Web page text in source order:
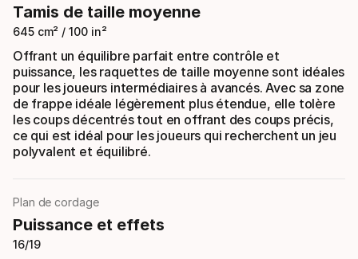
Tamis de taille moyenne
645 cm² / 100 in²
Offrant un équilibre parfait entre contrôle et
puissance, les raquettes de taille moyenne sont idéales
pour les joueurs intermédiaires à avancés. Avec sa zone
de frappe idéale légèrement plus étendue, elle tolère
les coups décentrés tout en offrant des coups précis,
ce qui est idéal pour les joueurs qui recherchent un jeu
polyvalent et équilibré.
Plan de cordage
Puissance et effets
16/19